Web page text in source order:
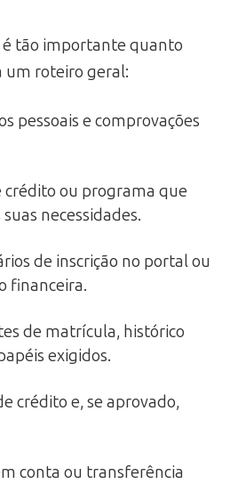
é tão importante quanto
um roteiro geral:
pessoais e comprovações
crédito ou programa que
necessidades.
de inscrição no portal ou
financeira.
de matrícula, histórico
exigidos.
crédito e, se aprovado,
conta ou transferência